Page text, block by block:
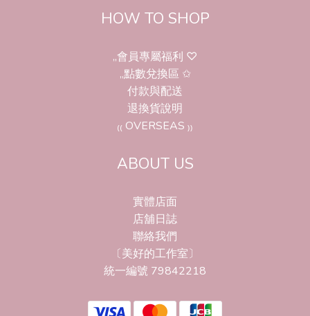
HOW TO SHOP
,,會員專屬福利 ♡
,,點數兌換區 ✩
付款與配送
退換貨說明
₍₍ OVERSEAS ₎₎
ABOUT US
實體店面
店舖日誌
聯絡我們
〔美好的工作室〕
統一編號 79842218